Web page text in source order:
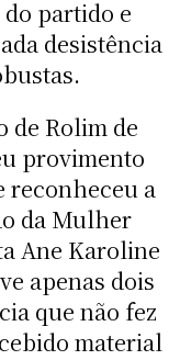
partido e
desistência
de Rolim de
provimento
reconheceu a
da Mulher
Ane Karoline
apenas dois
que não fez
material